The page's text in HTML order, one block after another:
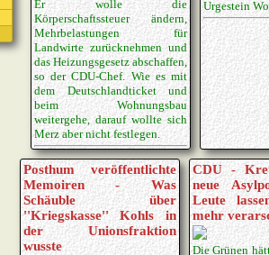
Er wolle die
Körperschaftssteuer ändern,
Mehrbelastungen für
Landwirte zurücknehmen und
das Heizungsgesetz abschaffen,
so der CDU-Chef. Wie es mit
dem Deutschlandticket und
beim Wohnungsbau
weitergehe, darauf wollte sich
Merz aber nicht festlegen.
Urgestein
Posthum veröffentlichte
Memoiren - Was
Schäuble über
''Kriegskasse'' Kohls in
der Unionsfraktion
wusste
CDU -
neue
Leute
mehr
Die Grünen